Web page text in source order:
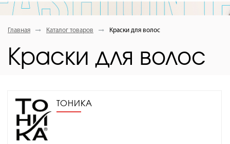
Главная Каталог товаров Краски для волос
Краски для волос
ТОНИКА